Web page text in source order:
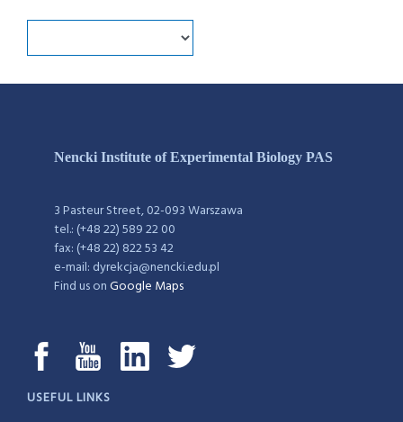
Nencki Institute of Experimental Biology PAS
3 Pasteur Street, 02-093 Warszawa
tel.: (+48 22) 589 22 00
fax: (+48 22) 822 53 42
e-mail: dyrekcja@nencki.edu.pl
Find us onGoogle Maps
USEFUL LINKS